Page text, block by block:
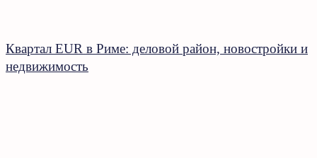
Квартал EUR в Риме: деловой район, новостройки и
недвижимость